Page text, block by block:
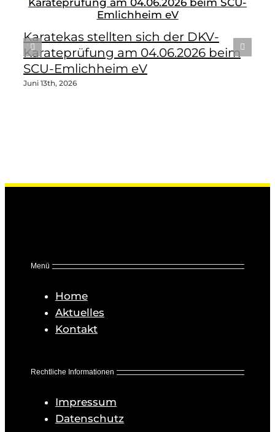
Karatekas stellten sich der DKV-
Karateprüfung am 04.06.2026 beim
SCU-Emlichheim eV
Juni 13th, 2026
Menü
Home
Aktuelles
Kontakt
Rechtliche Informationen
Impressum
Datenschutz